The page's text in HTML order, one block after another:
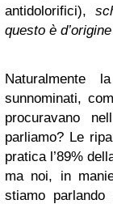
antidolorifici),
questo è
sunnominati,
procuravano
parliamo? Le
pratica l’89%
ma noi, in
stiamo